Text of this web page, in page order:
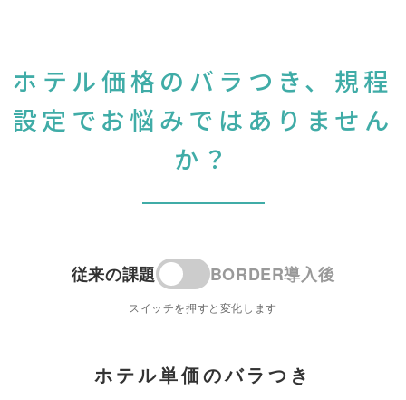
ホテル価格のバラつき、規程
設定でお悩みではありません
か？
従来の課題 BORDER導入後
スイッチを押すと変化します
ホテル単価のバラつき